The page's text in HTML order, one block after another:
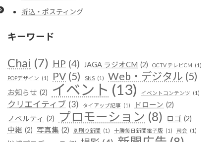
折込・ポスティング
キーワード
Chai (7) HP (4) JAGA ラジオCM (2) OCTV テレビCM (1)
POPデザイン (1) PV (5) SNS (1) Web・デジタル (5)
お知らせ (2) イベント (13) イベントコンテンツ (1)
クリエイティブ (3) タイアップ記事 (1) ドローン (2)
ノベルティ (2) プロモーション (8) ロゴ (2)
中継 (2) 写真集 (2) 別刷り新聞 (1) 十勝毎日新聞電子版 (1) 司会 (1)